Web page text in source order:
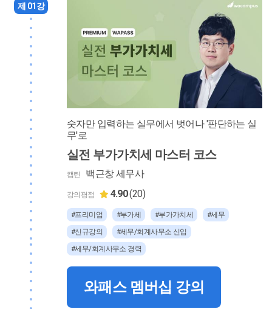
제 01강
숫자만 입력하는 실무에서 벗어나 '판단하는 실
무'로
실전 부가가치세 마스터 코스
캡틴 백근창 세무사
강의평점 4.90(20)
#프리미엄 #부가세 #부가가치세
#세무
#신규강의
#세무/회계사무소 신입
#세무/회계사무소 경력
와패스 멤버십 강의